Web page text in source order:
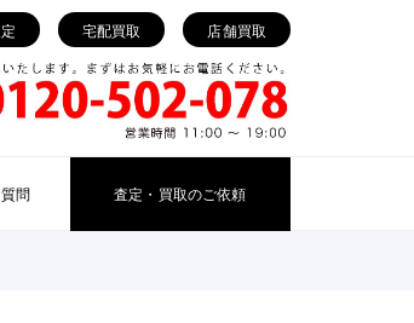
宅配買取 店舗買取
問 査定・買取のご依頼